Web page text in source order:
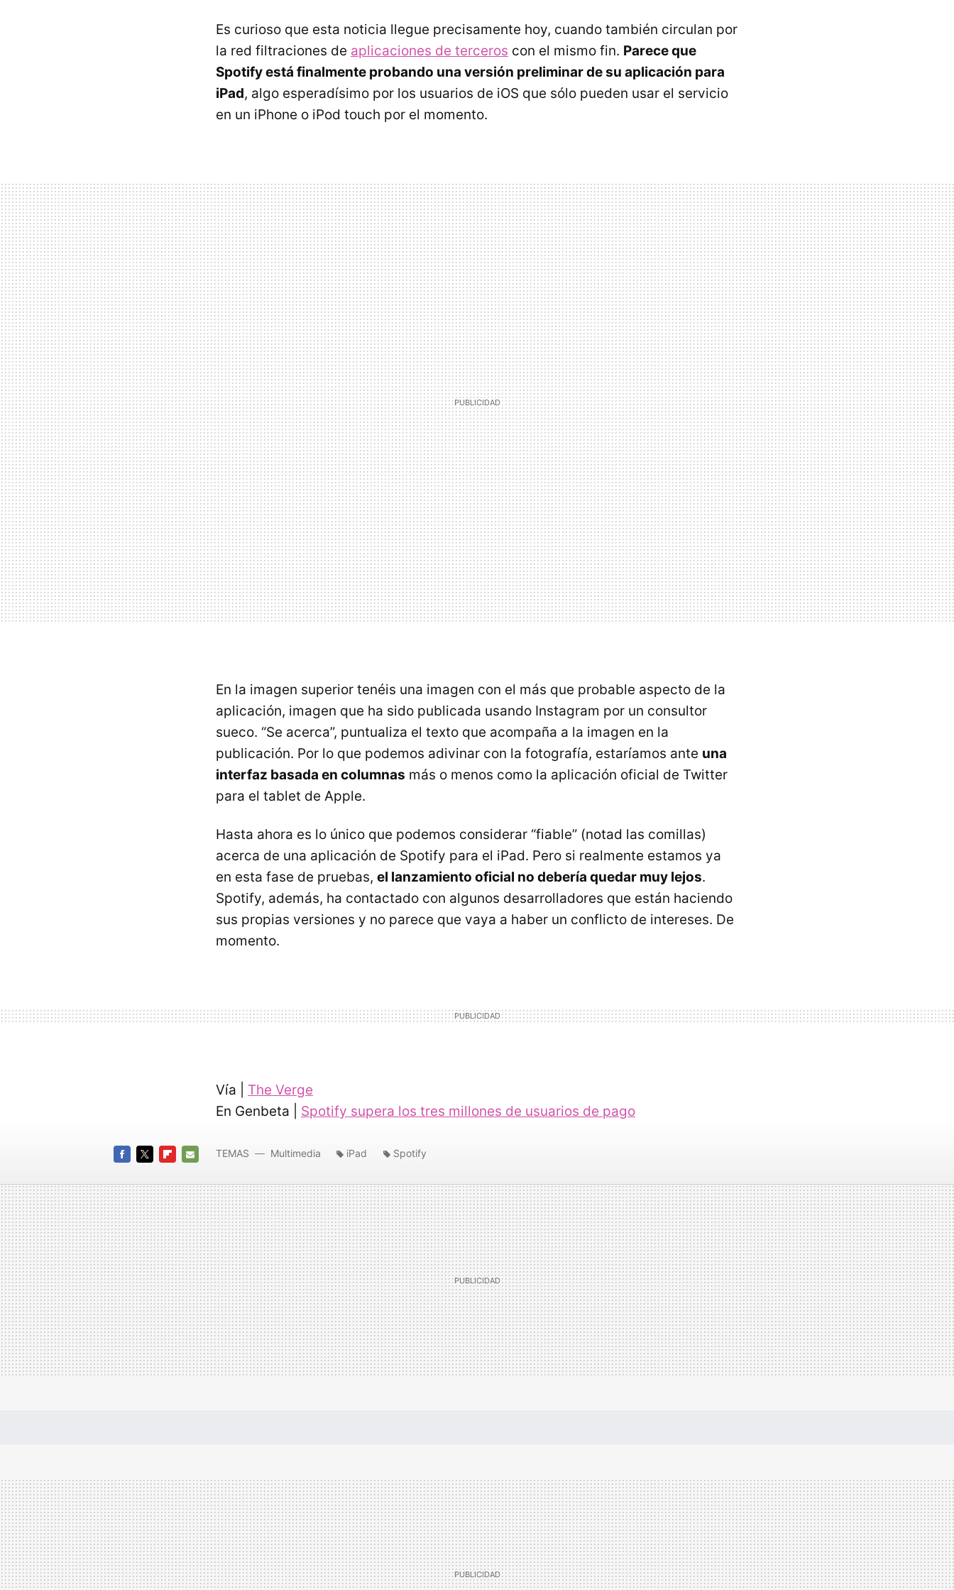
Es curioso que esta noticia llegue precisamente hoy, cuando también circulan por
la red filtraciones de aplicaciones de terceros con el mismo fin. Parece que
Spotify está finalmente probando una versión preliminar de su aplicación para
iPad, algo esperadísimo por los usuarios de iOS que sólo pueden usar el servicio
en un iPhone o iPod touch por el momento.
En la imagen superior tenéis una imagen con el más que probable aspecto de la
aplicación, imagen que ha sido publicada usando Instagram por un consultor
sueco. “Se acerca”, puntualiza el texto que acompaña a la imagen en la
publicación. Por lo que podemos adivinar con la fotografía, estaríamos ante una
interfaz basada en columnas más o menos como la aplicación oficial de Twitter
para el tablet de Apple.
Hasta ahora es lo único que podemos considerar “fiable” (notad las comillas)
acerca de una aplicación de Spotify para el iPad. Pero si realmente estamos ya
en esta fase de pruebas, el lanzamiento oficial no debería quedar muy lejos.
Spotify, además, ha contactado con algunos desarrolladores que están haciendo
sus propias versiones y no parece que vaya a haber un conflicto de intereses. De
momento.
Vía | The Verge
En Genbeta | Spotify supera los tres millones de usuarios de pago
MAIL
TEMAS Multimedia iPad Spotify